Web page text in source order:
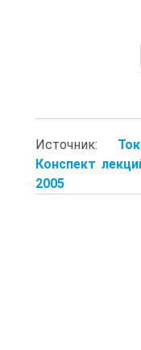
Источник:
Конспект
2005